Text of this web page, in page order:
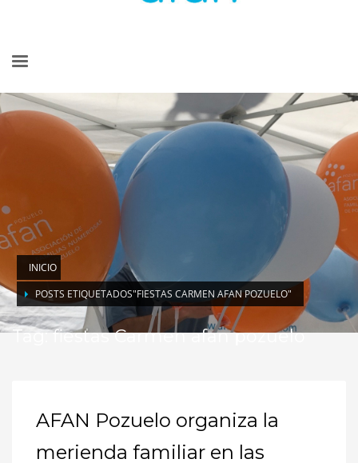
INICIO
POSTS ETIQUETADOS"FIESTAS CARMEN AFAN POZUELO"
Tag: fiestas Carmen afan pozuelo
AFAN Pozuelo organiza la
merienda familiar en las